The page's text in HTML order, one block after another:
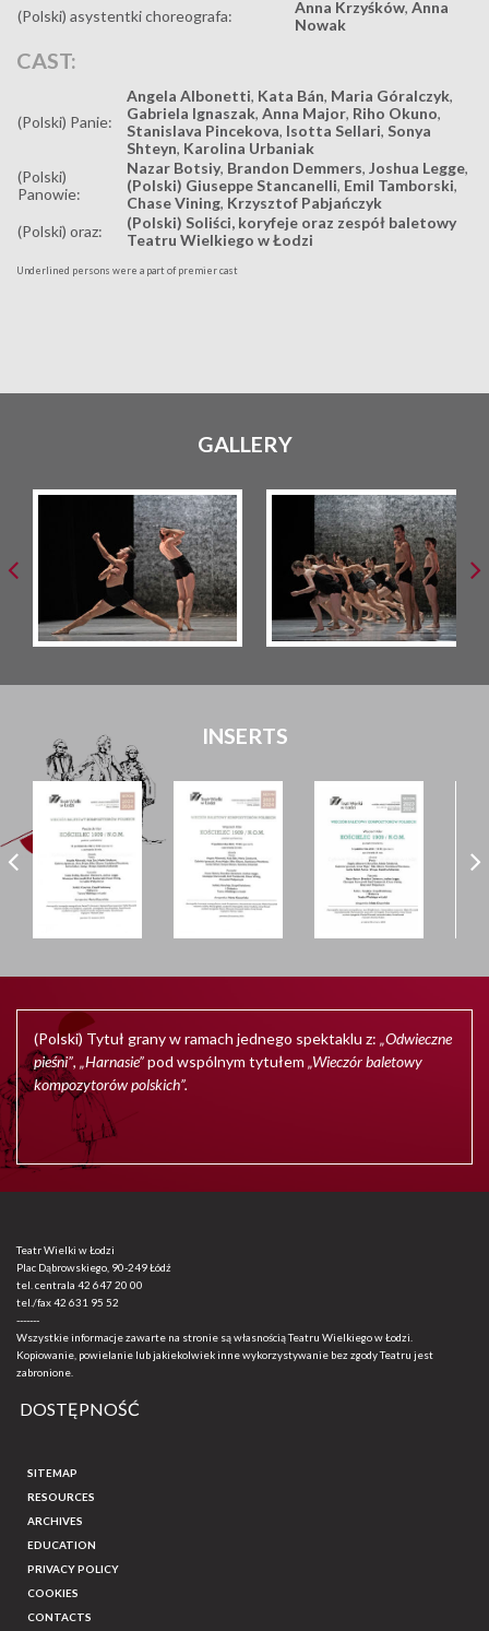
(Polski) asystentki choreografa:
Anna Krzyśków, Anna
Nowak
CAST:
(Polski) Panie:
Angela Albonetti, Kata Bán, Maria Góralczyk,
Gabriela Ignaszak, Anna Major, Riho Okuno,
Stanislava Pincekova, Isotta Sellari, Sonya
Shteyn, Karolina Urbaniak
(Polski)
Panowie:
Nazar Botsiy, Brandon Demmers, Joshua Legge,
(Polski) Giuseppe Stancanelli, Emil Tamborski,
Chase Vining, Krzysztof Pabjańczyk
(Polski) oraz:
(Polski) Soliści, koryfeje oraz zespół baletowy
Teatru Wielkiego w Łodzi
Underlined persons were a part of premier cast
GALLERY
INSERTS
(Polski) Tytuł grany w ramach jednego spektaklu z: „Odwieczne
pieśni”, „Harnasie”pod wspólnym tytułem „Wieczór baletowy
kompozytorów polskich”.
Teatr Wielki w Łodzi
Plac Dąbrowskiego, 90-249 Łódź
tel. centrala 42 647 20 00
tel./fax42 631 95 52
-------
Wszystkie informacje zawarte na stronie są własnością Teatru Wielkiego w Łodzi.
Kopiowanie, powielanie lub jakiekolwiek inne wykorzystywanie bez zgody Teatru jest
zabronione.
DOSTĘPNOŚĆ
SITEMAP
RESOURCES
ARCHIVES
EDUCATION
PRIVACY POLICY
COOKIES
CONTACTS